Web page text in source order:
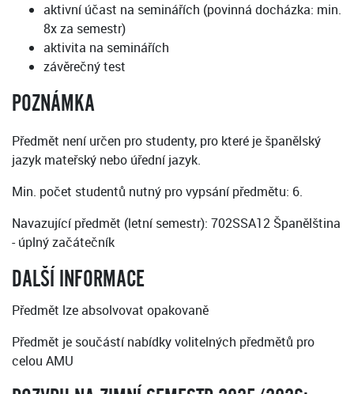
aktivní účast na seminářích (povinná docházka: min.
8x za semestr)
aktivita na seminářích
závěrečný test
POZNÁMKA
Předmět není určen pro studenty, pro které je španělský
jazyk mateřský nebo úřední jazyk.
Min. počet studentů nutný pro vypsání předmětu: 6.
Navazující předmět (letní semestr): 702SSA12 Španělština
- úplný začátečník
DALŠÍ INFORMACE
Předmět lze absolvovat opakovaně
Předmět je součástí nabídky volitelných předmětů pro
celou AMU